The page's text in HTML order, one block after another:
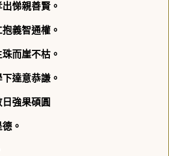
悌親善賢。
義智通權。
而崖不枯。
達意恭謙。
強果碩圓
。